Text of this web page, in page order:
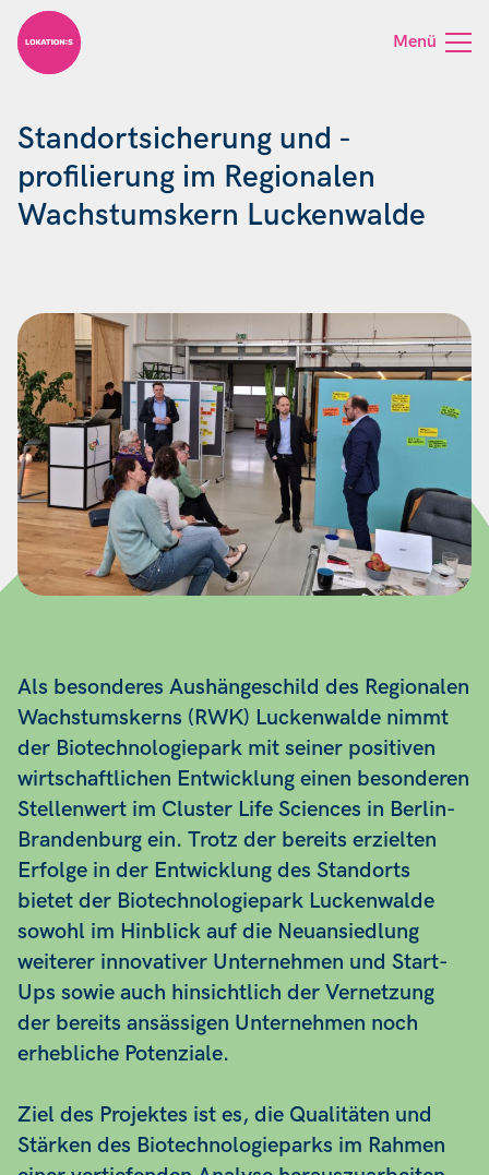
Skip to content
Menü
Standortsicherung und -
profilierung im Regionalen
Wachstumskern Luckenwalde
Als besonderes Aushängeschild des Regionalen
Wachstumskerns (RWK) Luckenwalde nimmt
der Biotechnologiepark mit seiner positiven
wirtschaftlichen Entwicklung einen besonderen
Stellenwert im Cluster Life Sciences in Berlin-
Brandenburg ein. Trotz der bereits erzielten
Erfolge in der Entwicklung des Standorts
bietet der Biotechnologiepark Luckenwalde
sowohl im Hinblick auf die Neuansiedlung
weiterer innovativer Unternehmen und Start-
Ups sowie auch hinsichtlich der Vernetzung
der bereits ansässigen Unternehmen noch
erhebliche Potenziale.
Ziel des Projektes ist es, die Qualitäten und
Stärken des Biotechnologieparks im Rahmen